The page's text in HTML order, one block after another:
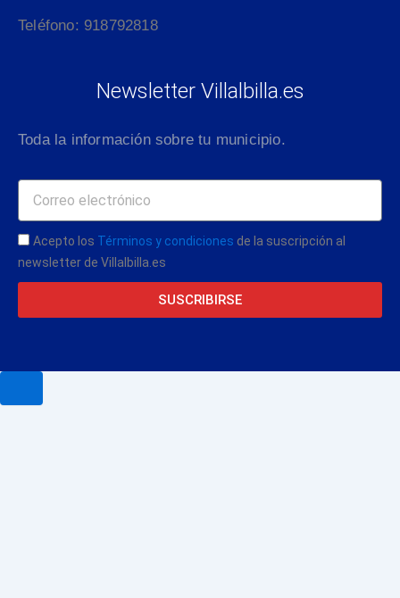
Teléfono: 918792818
Newsletter Villalbilla.es
Toda la información sobre tu municipio.
Acepto los Términos y condiciones de la suscripción al
newsletter de Villalbilla.es
SUSCRIBIRSE